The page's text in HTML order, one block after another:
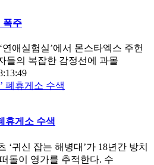
폭주
애실험실’에서 몬스타엑스 주헌
들의 복잡한 감정선에 과몰
휴게소 수색
‘귀신 잡는 해병대’가 18년간 방치
돌이 영가를 추적한다. 수